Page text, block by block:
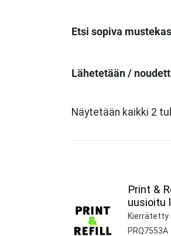
Etsi sopiva
Lähetetään /
Näytetään kaikki 2
Print &
uusioitu
Kierrätetty
PRQ7553A